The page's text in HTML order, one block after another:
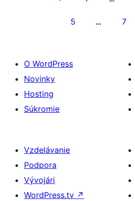
5 … 7
O WordPress
Novinky
Hosting
Súkromie
Vzdelávanie
Podpora
Vývojári
WordPress.tv ↗